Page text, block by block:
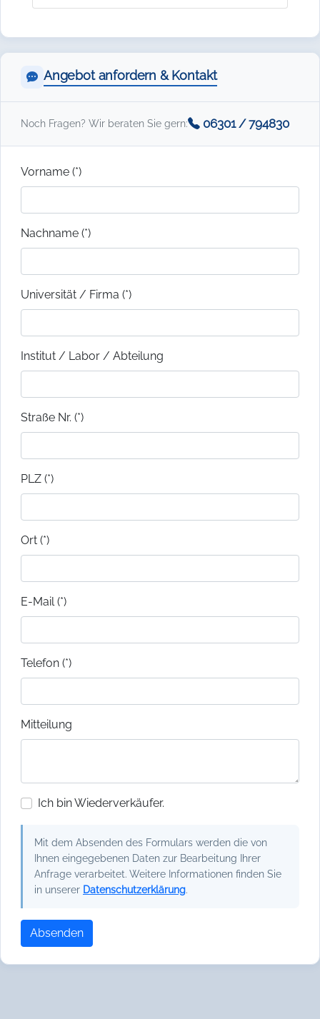
Angebot anfordern & Kontakt
Noch Fragen? Wir beraten Sie gern: 06301 / 794830
Vorname (*)
Nachname (*)
Universität / Firma (*)
Institut / Labor / Abteilung
Straße Nr. (*)
PLZ (*)
Ort (*)
E-Mail (*)
Telefon (*)
Mitteilung
Ich bin Wiederverkäufer.
Mit dem Absenden des Formulars werden die von
Ihnen eingegebenen Daten zur Bearbeitung Ihrer
Anfrage verarbeitet. Weitere Informationen finden Sie
in unserer Datenschutzerklärung.
Absenden